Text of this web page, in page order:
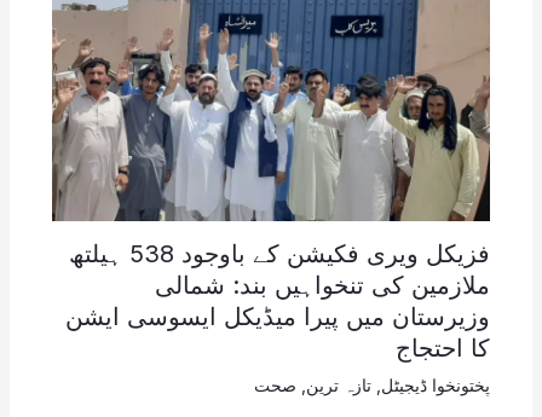
فزیکل ویری فکیشن کے باوجود 538 ہیلتھ
ملازمین کی تنخواہیں بند: شمالی
وزیرستان میں پیرا میڈیکل ایسوسی ایشن
کا احتجاج
پختونخوا ڈیجیٹل تازہ ترین صحت